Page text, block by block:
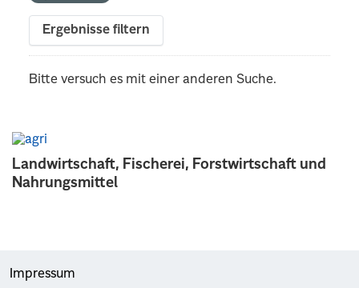
Landwirtschaft, Fischerei, Forstwirtschaft und
Nahrungsmittel
Ergebnisse filtern
Bitte versuch es mit einer anderen Suche.
Impressum